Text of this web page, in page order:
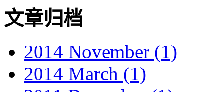
文章归档
2014 November (1)
2014 March (1)